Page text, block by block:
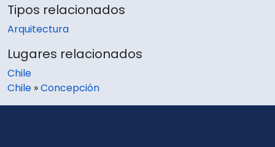
Tipos relacionados
Arquitectura
Lugares relacionados
Chile
Chile »Concepción